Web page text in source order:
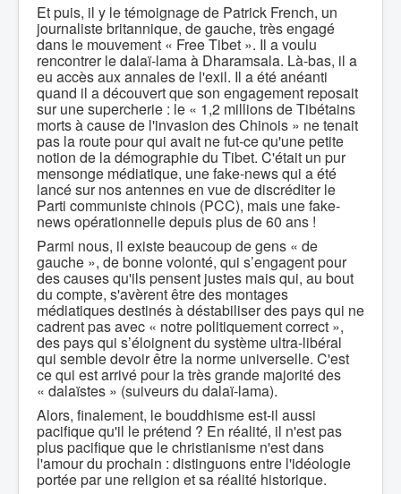
Et puis, il y le témoignage de Patrick French, un
journaliste britannique, de gauche, très engagé
dans le mouvement « Free Tibet ». Il a voulu
rencontrer le dalaï-lama à Dharamsala. Là-bas, il a
eu accès aux annales de l'exil. Il a été anéanti
quand il a découvert que son engagement reposait
sur une supercherie : le « 1,2 millions de Tibétains
morts à cause de l'invasion des Chinois » ne tenait
pas la route pour qui avait ne fut-ce qu'une petite
notion de la démographie du Tibet. C'était un pur
mensonge médiatique, une fake-news qui a été
lancé sur nos antennes en vue de discréditer le
Parti communiste chinois (PCC), mais une fake-
news opérationnelle depuis plus de 60 ans !
Parmi nous, il existe beaucoup de gens « de
gauche », de bonne volonté, qui s’engagent pour
des causes qu'ils pensent justes mais qui, au bout
du compte, s'avèrent être des montages
médiatiques destinés à déstabiliser des pays qui ne
cadrent pas avec « notre politiquement correct »,
des pays qui s’éloignent du système ultra-libéral
qui semble devoir être la norme universelle. C'est
ce qui est arrivé pour la très grande majorité des
« dalaïstes » (suiveurs du dalaï-lama).
Alors, finalement, le bouddhisme est-il aussi
pacifique qu'il le prétend ? En réalité, il n'est pas
plus pacifique que le christianisme n'est dans
l'amour du prochain : distinguons entre l'idéologie
portée par une religion et sa réalité historique.